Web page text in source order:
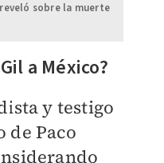
sobre la muerte
a México?
y testigo
de Paco